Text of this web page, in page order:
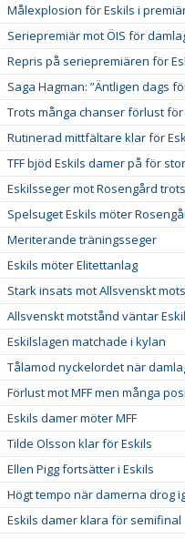
Målexplosion för Eskils i
Seriepremiär mot ÖIS för
Repris på seriepremiären för
Saga Hagman: ”Äntligen dags
Trots många chanser förlust
Rutinerad mittfältare klar för
TFF bjöd Eskils damer på för
Eskilsseger mot Rosengård
Spelsuget Eskils möter
Meriterande träningsseger
Eskils möter Elitettanlag
Stark insats mot Allsvenskt
Allsvenskt motstånd väntar
Eskilslagen matchade i kylan
Tålamod nyckelordet när
Förlust mot MFF men många
Eskils damer möter MFF
Tilde Olsson klar för Eskils
Ellen Pigg fortsätter i Eskils
Högt tempo när damerna drog
Eskils damer klara för semifinal